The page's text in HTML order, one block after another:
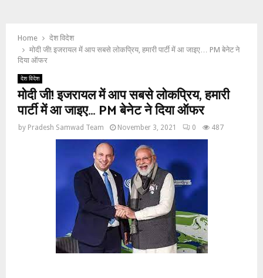
Home
देश विदेश
मोदी जी! इजरायल में आप सबसे लोकप्रिय, हमारी पार्टी में आ जाइए… PM बेनेट ने
दिया ऑफर
देश विदेश
मोदी जी! इजरायल में आप सबसे लोकप्रिय, हमारी
पार्टी में आ जाइए… PM बेनेट ने दिया ऑफर
by Pradesh Samwad Team November 3, 2021 0 487